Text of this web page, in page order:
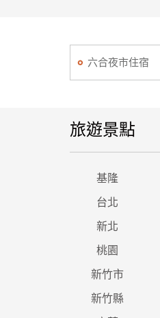
六合夜市住宿
旅遊景點
基隆
台北
新北
桃園
新竹市
新竹縣